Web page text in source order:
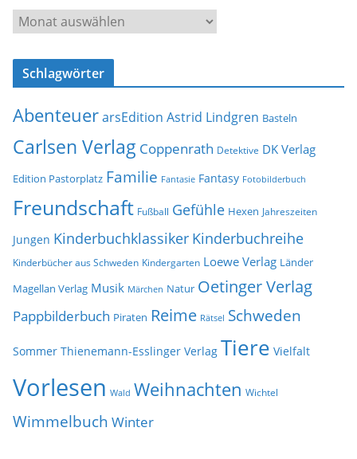
d
s
e
r
c
v
Schlagwörter
AbenteuerarsEdition Astrid Lindgren Basteln
Carlsen Verlag Coppenrath Detektive DK Verlag
Edition Pastorplatz Familie Fantasie Fantasy Fotobilderbuch
Freundschaft Fußball Gefühle Hexen Jahreszeiten
Jungen Kinderbuchklassiker Kinderbuchreihe
Kinderbücher aus Schweden Kindergarten Loewe Verlag Länder
Magellan Verlag Musik Märchen Natur Oetinger Verlag
Pappbilderbuch Piraten Reime Rätsel Schweden
Sommer Thienemann-Esslinger Verlag Tiere Vielfalt
Vorlesen Wald Weihnachten Wichtel
Wimmelbuch Winter